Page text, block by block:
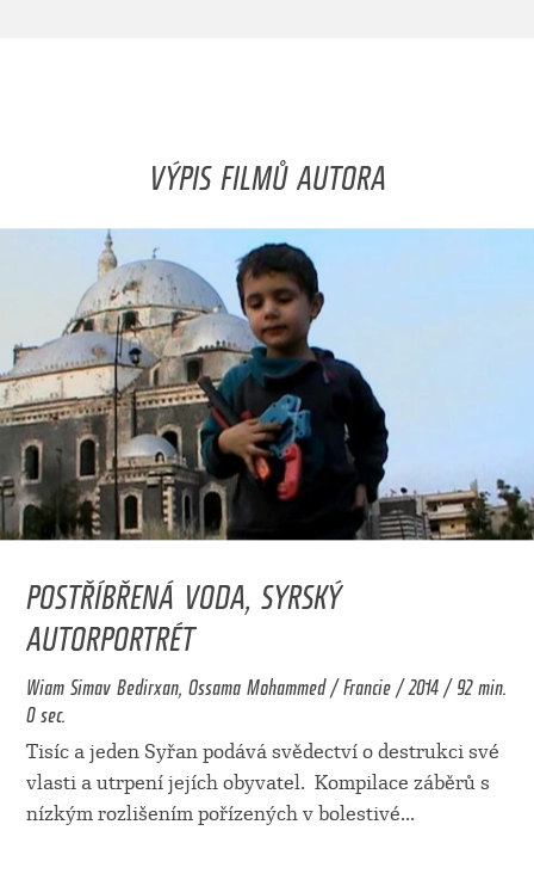
VÝPIS FILMŮ AUTORA
POSTŘÍBŘENÁ VODA, SYRSKÝ
AUTORPORTRÉT
Wiam Simav Bedirxan, Ossama Mohammed / Francie / 2014 / 92 min.
0 sec.
Tisíc a jeden Syřan podává svědectví o destrukci své
vlasti a utrpení jejích obyvatel. Kompilace záběrů s
nízkým rozlišením pořízených v bolestivé...